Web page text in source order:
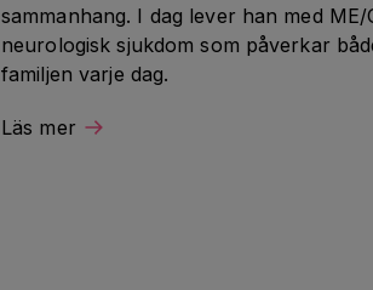
sammanhang. I dag lever han med ME/
neurologisk sjukdom som påverkar
familjen varje dag.
Läs mer